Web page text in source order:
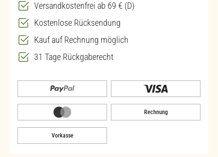
Versandkostenfrei ab 69 € (D)
Kostenlose Rücksendung
Kauf auf Rechnung möglich
31 Tage Rückgaberecht
Rechnung
Vorkasse